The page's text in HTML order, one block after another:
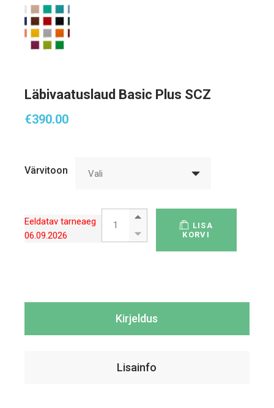
Läbivaatuslaud Basic Plus SCZ
€390.00
Värvitoon Vali
Eeldatav tarneaeg
06.09.2026
Läbivaatuslaud Basic Plus SCZ quantity
LISA
KORVI
Kirjeldus
Lisainfo